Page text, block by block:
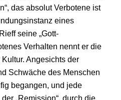
das absolut Verbotene ist
eines
seine „Gott-
Verhalten nennt er die
Kultur. Angesichts der
Schwäche des Menschen
begangen, und jede